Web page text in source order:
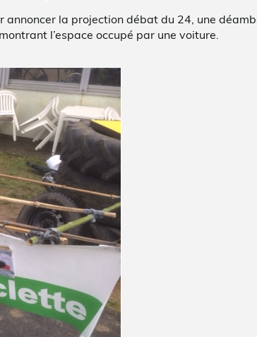
la projection débat du 24, une
l’espace occupé par une voiture.